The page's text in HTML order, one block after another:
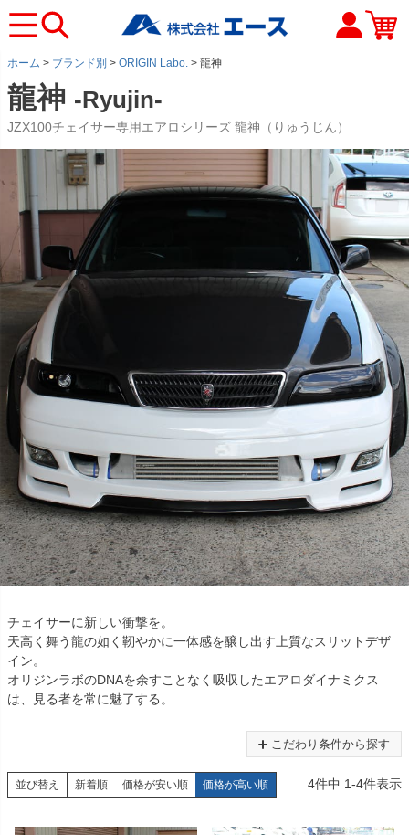
ホーム ブランド別 ORIGIN Labo. 龍神
龍神 -Ryujin-
JZX100チェイサー専用エアロシリーズ 龍神（りゅうじん）
チェイサーに新しい衝撃を。
天高く舞う龍の如く靭やかに一体感を醸し出す上質なスリットデザ
イン。
オリジンラボのDNAを余すことなく吸収したエアロダイナミクス
は、見る者を常に魅了する。
こだわり条件から探す
並び替え 新着順 価格が安い順 価格が高い順 4件中 1-4件表示